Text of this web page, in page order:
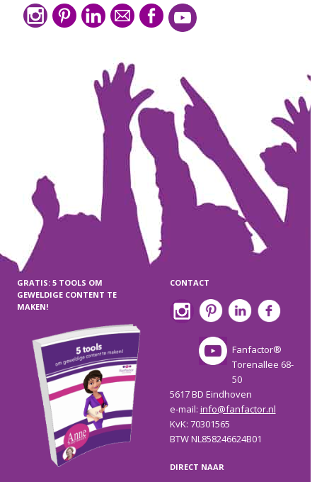
GRATIS: 5 TOOLS OM
GEWELDIGE CONTENT TE
MAKEN!
CONTACT
Fanfactor®
Torenallee 68-
50
5617 BD Eindhoven
e-mail: info@fanfactor.nl
KvK: 70301565
BTW NL858246624B01
DIRECT NAAR